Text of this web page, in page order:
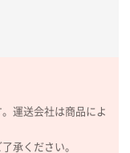
出来上がりも満
枚運送会社は商品によ
承ください。